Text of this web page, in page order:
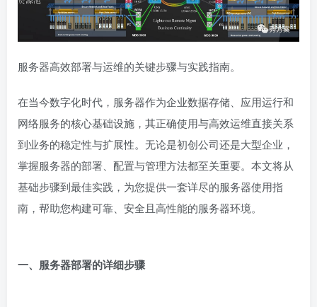
服务器高效部署与运维的关键步骤与实践指南。
在当今数字化时代，服务器作为企业数据存储、应用运行和
网络服务的核心基础设施，其正确使用与高效运维直接关系
到业务的稳定性与扩展性。无论是初创公司还是大型企业，
掌握服务器的部署、配置与管理方法都至关重要。本文将从
基础步骤到最佳实践，为您提供一套详尽的服务器使用指
南，帮助您构建可靠、安全且高性能的服务器环境。
一、服务器部署的详细步骤